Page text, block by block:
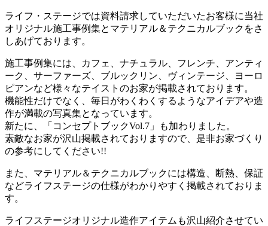
ライフ・ステージでは資料請求していただいたお客様に当社
オリジナル施工事例集とマテリアル＆テクニカルブックをさ
しあげております。
施工事例集には、カフェ、ナチュラル、フレンチ、アンティ
ーク、サーファーズ、ブルックリン、ヴィンテージ、ヨーロ
ピアンなど様々なテイストのお家が掲載されております。
機能性だけでなく、毎日がわくわくするようなアイデアや造
作が満載の写真集となっています。
新たに、「コンセプトブックVol.7」も加わりました。
素敵なお家が沢山掲載されておりますので、是非お家づくり
の参考にしてください!!
また、マテリアル＆テクニカルブックには構造、断熱、保証
などライフステージの仕様がわかりやすく掲載されておりま
す。
ライフステージオリジナル造作アイテムも沢山紹介させてい